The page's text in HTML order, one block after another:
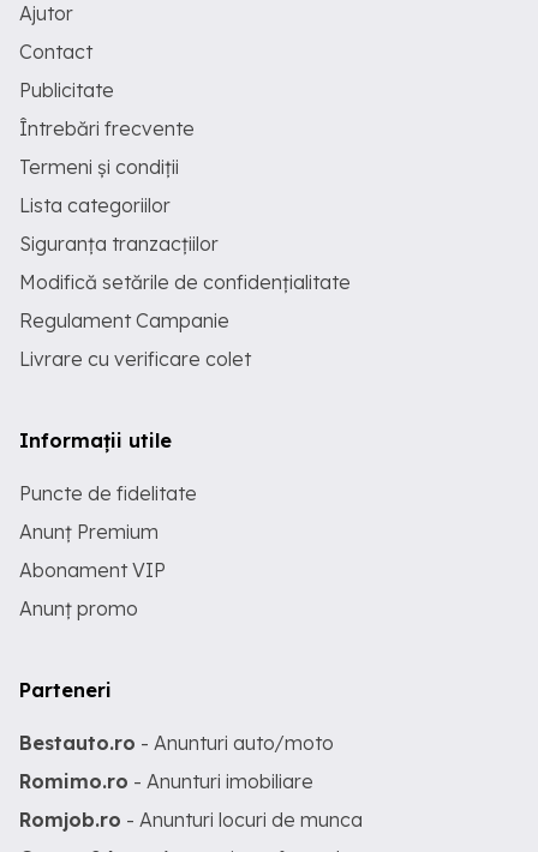
Ajutor
Contact
Publicitate
Întrebări frecvente
Termeni și condiții
Lista categoriilor
Siguranța tranzacțiilor
Modifică setările de confidențialitate
Regulament Campanie
Livrare cu verificare colet
Informații utile
Puncte de fidelitate
Anunț Premium
Abonament VIP
Anunț promo
Parteneri
Bestauto.ro - Anunturi auto/moto
Romimo.ro - Anunturi imobiliare
Romjob.ro - Anunturi locuri de munca